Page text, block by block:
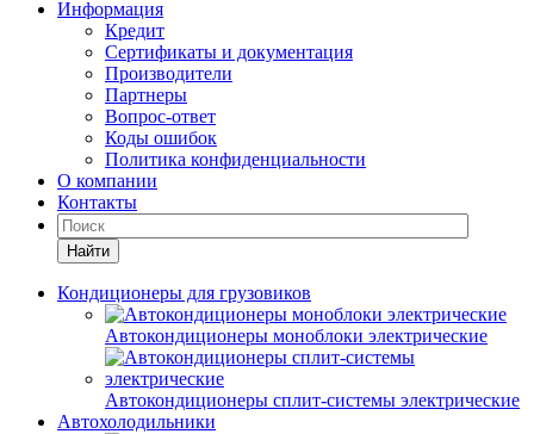
Информация
Кредит
Сертификаты и документация
Производители
Партнеры
Вопрос-ответ
Коды ошибок
Политика конфиденциальности
О компании
Контакты
Найти
Кондиционеры для грузовиков
Автокондиционеры моноблоки электрические
Автокондиционеры сплит-системы электрические
Автохолодильники